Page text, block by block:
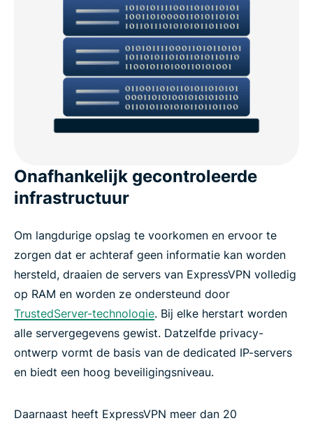
Onafhankelijk gecontroleerde
infrastructuur
Om langdurige opslag te voorkomen en ervoor te
zorgen dat er achteraf geen informatie kan worden
hersteld, draaien de servers van ExpressVPN volledig
op RAM en worden ze ondersteund door
TrustedServer-technologie. Bij elke herstart worden
alle servergegevens gewist. Datzelfde privacy-
ontwerp vormt de basis van de dedicated IP-servers
en biedt een hoog beveiligingsniveau.
Daarnaast heeft ExpressVPN meer dan 20